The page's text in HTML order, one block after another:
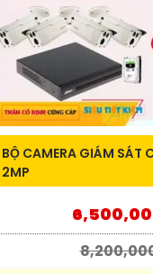
BỘ CAMERA GIÁM SÁT
2MP